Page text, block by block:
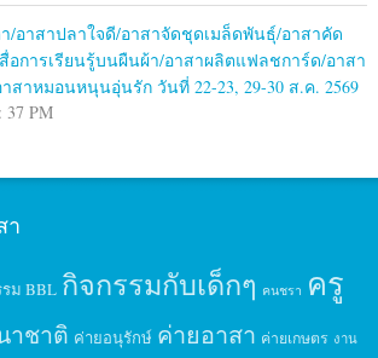
/อาสาปลาใจดี/อาสาจัดชุดเมล็ดพันธุ์/อาสาคัด
อการเรียนรู้บนผืนผ้า/อาสาผลิตแฟลชการ์ด/อาสา
สาหมอนหนุนอุ่นรัก วันที่ 22-23, 29-30 ส.ค. 2569
37 PM
า
ม BBL กิจกรรมกับเด็กๆ คนชรา ครู
าชาติ ค่ายอนุรักษ์ ค่ายอาสา ค่ายเกษตร งาน